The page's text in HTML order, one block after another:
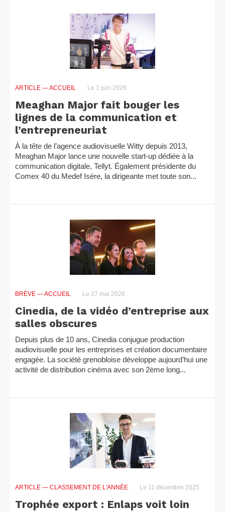
ARTICLE — ACCUEIL Le 1 juin 2026
Meaghan Major fait bouger les
lignes de la communication et
l’entrepreneuriat
À la tête de l’agence audiovisuelle Witty depuis 2013,
Meaghan Major lance une nouvelle start-up dédiée à la
communication digitale, Tellyt. Également présidente du
Comex 40 du Medef Isère, la dirigeante met toute son...
BRÈVE — ACCUEIL Le 27 mai 2026
Cinedia, de la vidéo d’entreprise aux
salles obscures
Depuis plus de 10 ans, Cinedia conjugue production
audiovisuelle pour les entreprises et création documentaire
engagée. La société grenobloise développe aujourd’hui une
activité de distribution cinéma avec son 2ème long...
ARTICLE — CLASSEMENT DE L'ANNÉE Le 11 décembre 2025
Trophée export : Enlaps voit loin